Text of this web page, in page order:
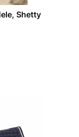
Shetty